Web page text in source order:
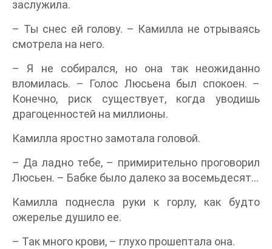
заслужила.
– Ты снес ей голову. – Камилла не отрываясь
смотрела на него.
– Я не собирался, но она так неожиданно
вломилась. – Голос Люсьена был спокоен. –
Конечно, риск существует, когда уводишь
драгоценностей на миллионы.
Камилла яростно замотала головой.
– Да ладно тебе, – примирительно проговорил
Люсьен. – Бабке было далеко за восемьдесят…
Камилла поднесла руки к горлу, как будто
ожерелье душило ее.
– Так много крови, – глухо прошептала она.